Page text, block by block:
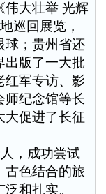
伟大壮举 光辉
巡回展览，
球；贵州省还
出版了一大批
红军专访、影
师纪念馆等长
大促进了长征
，成功尝试
古色结合的旅
和扎实。